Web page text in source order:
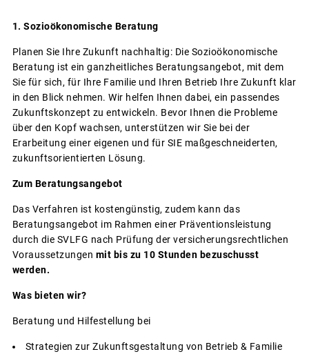
1. Sozioökonomische Beratung
Planen Sie Ihre Zukunft nachhaltig: Die Sozioökonomische
Beratung ist ein ganzheitliches Beratungsangebot, mit dem
Sie für sich, für Ihre Familie und Ihren Betrieb Ihre Zukunft klar
in den Blick nehmen. Wir helfen Ihnen dabei, ein passendes
Zukunftskonzept zu entwickeln. Bevor Ihnen die Probleme
über den Kopf wachsen, unterstützen wir Sie bei der
Erarbeitung einer eigenen und für SIE maßgeschneiderten,
zukunftsorientierten Lösung.
Zum Beratungsangebot
Das Verfahren ist kostengünstig, zudem kann das
Beratungsangebot im Rahmen einer Präventionsleistung
durch die SVLFG nach Prüfung der versicherungsrechtlichen
Voraussetzungen mit bis zu 10 Stunden bezuschusst
werden.
Was bieten wir?
Beratung und Hilfestellung bei
Strategien zur Zukunftsgestaltung von Betrieb & Familie